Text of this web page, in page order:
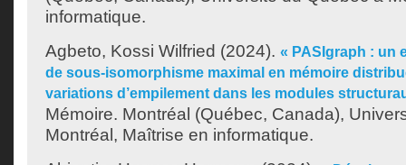
informatique.
Agbeto, Kossi Wilfried (2024). « PASIgraph : un
de sous-isomorphisme maximal en mémoire
variations d’empilement dans les modules
Mémoire. Montréal (Québec, Canada),
Montréal, Maîtrise en informatique.